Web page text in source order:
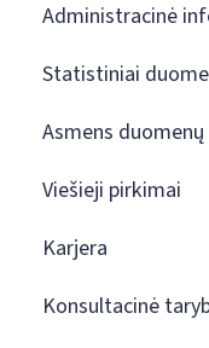
Administracinė
Statistiniai
Asmens
Viešieji pirkimai
Karjera
Konsultacinė